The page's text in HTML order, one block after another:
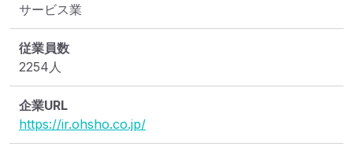
サービス業
従業員数
2254人
企業URL
https://ir.ohsho.co.jp/